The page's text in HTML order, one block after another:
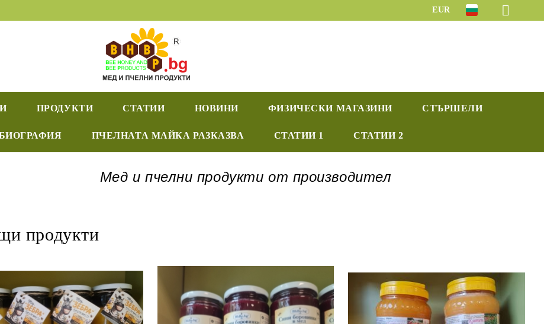
EUR
ПРОДУКТИ СТАТИИ НОВИНИ ФИЗИЧЕСКИ МАГАЗИНИ СТЪРШЕЛИ
ПЧЕЛНАТА МАЙКА РАЗКАЗВА СТАТИИ 1 СТАТИИ 2
Мед и пчелни продукти от производител
продукти